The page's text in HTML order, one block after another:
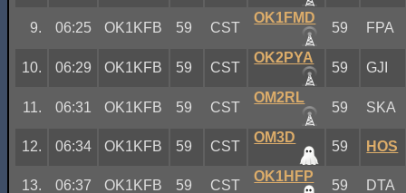
9. 06:25 OK1KFB 59 CST
OK1FMD
59 FPA
10. 06:29 OK1KFB 59 CST
OK2PYA
59 GJI
11. 06:31 OK1KFB 59 CST
OM2RL
59 SKA
12. 06:34 OK1KFB 59 CST
OM3D
59 HOS
13. 06:37 OK1KFB 59 CST
OK1HFP
59 DTA